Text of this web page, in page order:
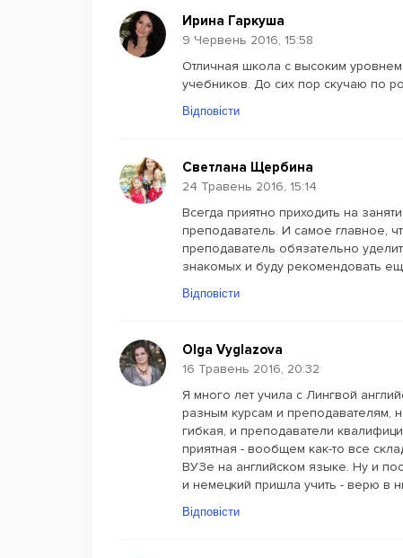
Ирина Гаркуша
9 Червень 2016, 15:58
Отличная школа с высоким
учебников. До сих пор скучаю по
Відповісти
Светлана Щербина
24 Травень 2016, 15:14
Всегда приятно приходить на
преподаватель. И самое главное,
преподаватель обязательно
знакомых и буду рекомендовать
Відповісти
Olga Vyglazova
16 Травень 2016, 20:32
Я много лет учила с Лингвой
разным курсам и преподавателям,
гибкая, и преподаватели
приятная - вообщем как-то все
ВУЗе на английском языке. Ну и
и немецкий пришла учить - верю в
Відповісти